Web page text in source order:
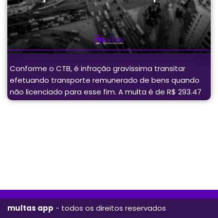
Conforme o CTB, é infração gravíssima transitar
efetuando transporte remunerado de bens quando
não licenciado para esse fim. A multa é de R$ 293.47
multas app - todos os direitos reservados